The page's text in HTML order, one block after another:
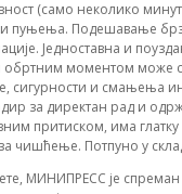
(само неколико
пуњења. Подешавање
Једноставна и
моментом може
сигурности и смањења
за директан рад и
притиском, има
чишћење. Потпуно у
МИНИПРЕСС је